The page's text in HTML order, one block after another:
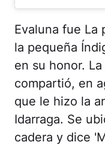
Evaluna fue La
la pequeña
en su honor.
compartió, en
que le hizo la
Idarraga. Se
cadera y dice